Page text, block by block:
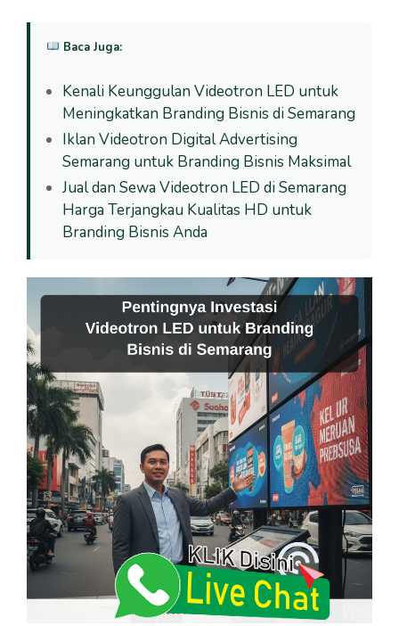
Baca Juga:
Kenali Keunggulan Videotron LED untuk
Meningkatkan Branding Bisnis di Semarang
Iklan Videotron Digital Advertising
Semarang untuk Branding Bisnis Maksimal
Jual dan Sewa Videotron LED di Semarang
Harga Terjangkau Kualitas HD untuk
Branding Bisnis Anda